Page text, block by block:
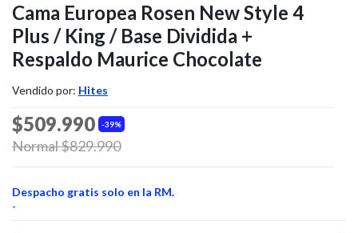
Cama Europea Rosen New Style 4
Plus / King / Base Dividida +
Respaldo Maurice Chocolate
Vendido por: Hites
39%
$509.990
Price reduced from
Normal $829.990to
Despacho gratis solo en la RM.
-